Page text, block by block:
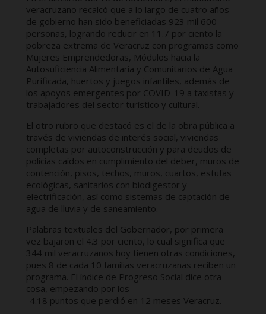
veracruzano recalcó que a lo largo de cuatro años
de gobierno han sido beneficiadas 923 mil 600
personas, logrando reducir en 11.7 por ciento la
pobreza extrema de Veracruz con programas como
Mujeres Emprendedoras, Módulos hacia la
Autosuficiencia Alimentaria y Comunitarios de Agua
Purificada, huertos y juegos infantiles, además de
los apoyos emergentes por COVID-19 a taxistas y
trabajadores del sector turístico y cultural.
El otro rubro que destacó es el de la obra pública a
través de viviendas de interés social, viviendas
completas por autoconstrucción y para deudos de
policías caídos en cumplimiento del deber, muros de
contención, pisos, techos, muros, cuartos, estufas
ecológicas, sanitarios con biodigestor y
electrificación, así como sistemas de captación de
agua de lluvia y de saneamiento.
Palabras textuales del Gobernador, por primera
vez bajaron el 4.3 por ciento, lo cual significa que
344 mil veracruzanos hoy tienen otras condiciones,
pues 8 de cada 10 familias veracruzanas reciben un
programa. El índice de Progreso Social dice otra
cosa, empezando por los
-4.18 puntos que perdió en 12 meses Veracruz.